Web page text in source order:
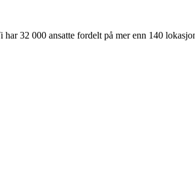
32 000 ansatte fordelt på mer enn 140